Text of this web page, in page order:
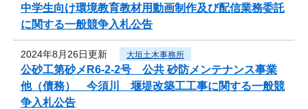
中学生向け環境教育教材用動画制作及び配信業務委託
に関する一般競争入札公告
2024年8月26日更新 大垣土木事務所
公砂工第砂メR6-2-2号 公共 砂防メンテナンス事業
他（債務） 今須川 堰堤改築工工事に関する一般競
争入札公告